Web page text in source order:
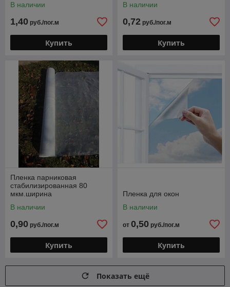
В наличии
1,40 руб./пог.м
Купить
В наличии
0,72 руб./пог.м
Купить
Пленка парниковая
стабилизированная 80
мкм.ширина
В наличии
0,90 руб./пог.м
Купить
Пленка для окон
В наличии
от 0,50 руб./пог.м
Купить
Показать ещё